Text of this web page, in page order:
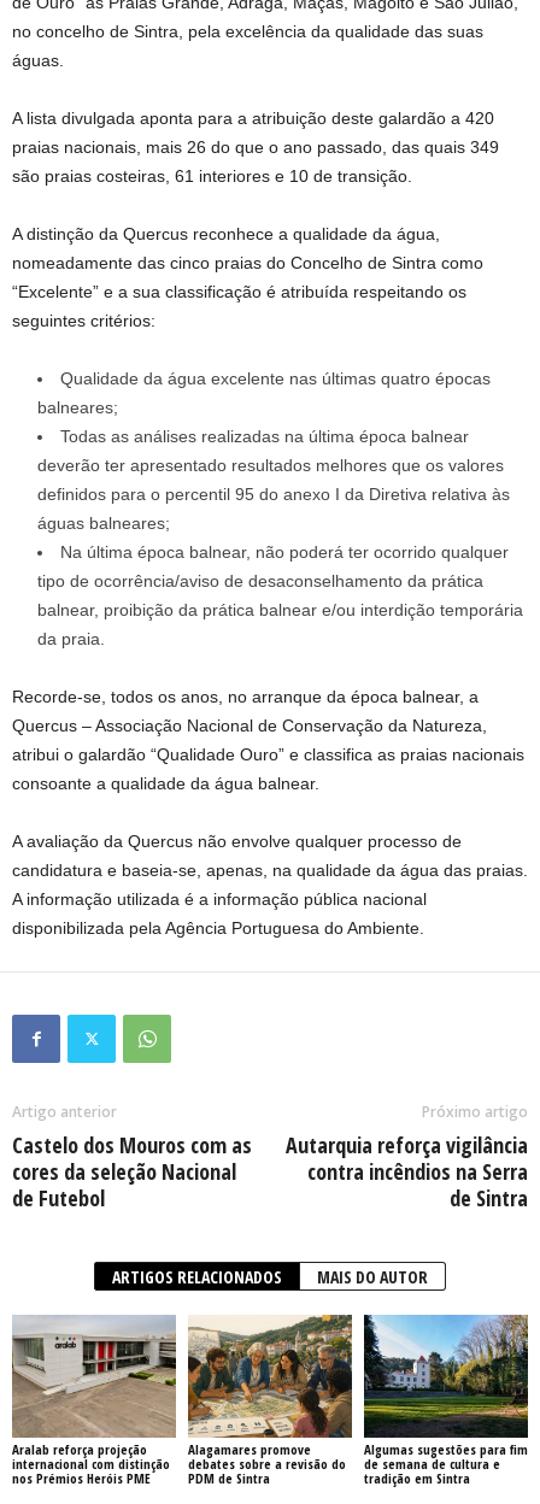
no concelho de Sintra, pela excelência da qualidade das suas
águas.
A lista divulgada aponta para a atribuição deste galardão a 420
praias nacionais, mais 26 do que o ano passado, das quais 349
são praias costeiras, 61 interiores e 10 de transição.
A distinção da Quercus reconhece a qualidade da água,
nomeadamente das cinco praias do Concelho de Sintra como
“Excelente” e a sua classificação é atribuída respeitando os
seguintes critérios:
Qualidade da água excelente nas últimas quatro épocas
balneares;
Todas as análises realizadas na última época balnear
deverão ter apresentado resultados melhores que os valores
definidos para o percentil 95 do anexo I da Diretiva relativa às
águas balneares;
Na última época balnear, não poderá ter ocorrido qualquer
tipo de ocorrência/aviso de desaconselhamento da prática
balnear, proibição da prática balnear e/ou interdição temporária
da praia.
Recorde-se, todos os anos, no arranque da época balnear, a
Quercus – Associação Nacional de Conservação da Natureza,
atribui o galardão “Qualidade Ouro” e classifica as praias nacionais
consoante a qualidade da água balnear.
A avaliação da Quercus não envolve qualquer processo de
candidatura e baseia-se, apenas, na qualidade da água das praias.
A informação utilizada é a informação pública nacional
disponibilizada pela Agência Portuguesa do Ambiente.
Artigo anterior
Castelo dos Mouros com as
cores da seleção Nacional
de Futebol
Próximo artigo
Autarquia reforça vigilância
contra incêndios na Serra
de Sintra
ARTIGOS RELACIONADOS MAIS DO AUTOR
Aralab reforça projeção
internacional com distinção
nos Prémios Heróis PME
Alagamares promove
debates sobre a revisão do
PDM de Sintra
Algumas sugestões para fim
de semana de cultura e
tradição em Sintra